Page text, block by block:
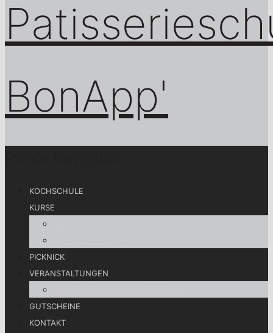
KOCHSCHULE
KURSE
PICKNICK
VERANSTALTUNGEN
GUTSCHEINE
KONTAKT